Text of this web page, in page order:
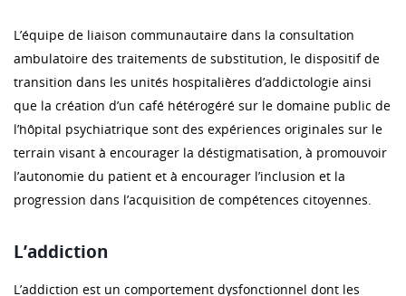
L’équipe de liaison communautaire dans la consultation
ambulatoire des traitements de substitution, le dispositif de
transition dans les unités hospitalières d’addictologie ainsi
que la création d’un café hétérogéré sur le domaine public de
l’hôpital psychiatrique sont des expériences originales sur le
terrain visant à encourager la déstigmatisation, à promouvoir
l’autonomie du patient et à encourager l’inclusion et la
progression dans l’acquisition de compétences citoyennes.
L’addiction
L’addiction est un comportement dysfonctionnel dont les